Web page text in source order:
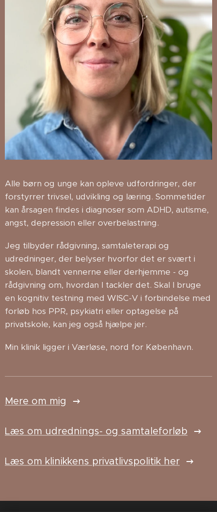
Alle børn og unge kan opleve udfordringer, der
forstyrrer trivsel, udvikling og læring. Sommetider
kan årsagen findes i diagnoser som ADHD, autisme,
angst, depression eller overbelastning.
Jeg tilbyder rådgivning, samtaleterapi og
udredninger, der belyser hvorfor det er svært i
skolen, blandt vennerne eller derhjemme - og
rådgivning om, hvordan I tackler det. Skal I bruge
en kognitiv testning med WISC-V i forbindelse med
forløb hos PPR, psykiatri eller optagelse på
privatskole, kan jeg også hjælpe jer.
Min klinik ligger i Værløse, nord for København.
Mere om mig
Læs om udrednings- og samtaleforløb
Læs om klinikkens privatlivspolitik her